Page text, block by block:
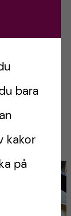
Många
eller
nya
?.
bara
kakor
på